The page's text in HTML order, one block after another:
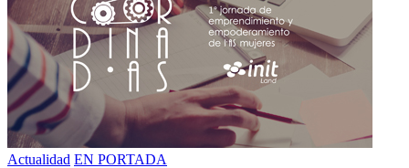
Actualidad EN PORTADA